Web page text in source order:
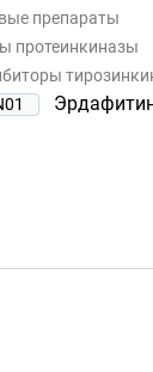
препараты
протеинкиназы